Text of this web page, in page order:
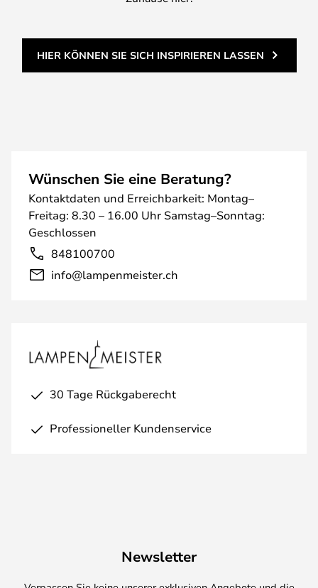
HIER KÖNNEN SIE SICH INSPIRIEREN LASSEN
Wünschen Sie eine Beratung?
Kontaktdaten und Erreichbarkeit: Montag–
Freitag: 8.30 – 16.00 Uhr Samstag–Sonntag:
Geschlossen
848100700
info@lampenmeister.ch
30 Tage Rückgaberecht
Professioneller Kundenservice
Newsletter